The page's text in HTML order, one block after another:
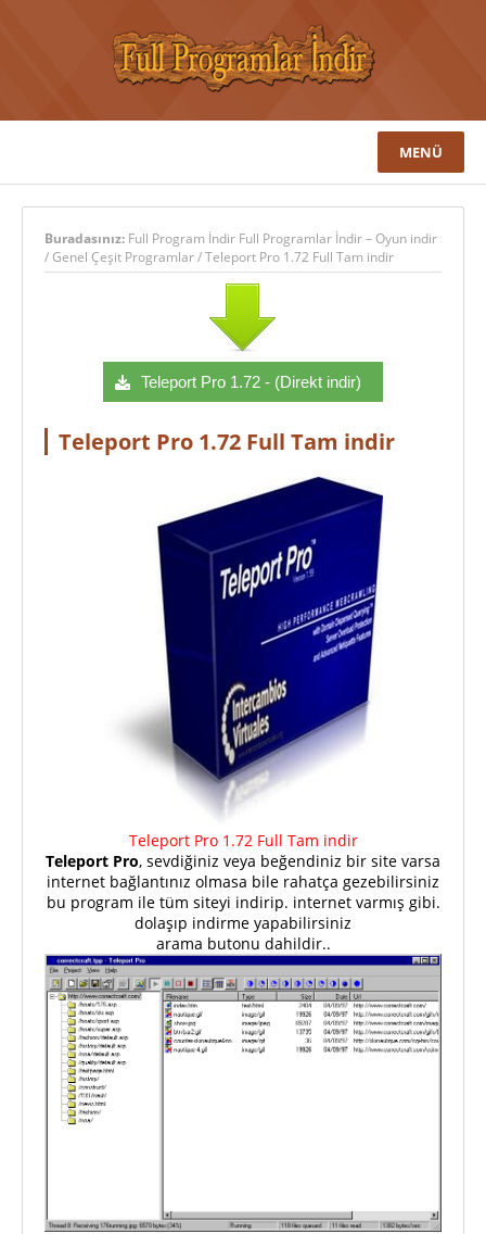
MENÜ
Buradasınız: Full Program İndir Full Programlar İndir – Oyun indir
/Genel Çeşit Programlar/Teleport Pro 1.72 Full Tam indir
Teleport Pro 1.72 - (Direkt indir)
Teleport Pro 1.72 Full Tam indir
Teleport Pro 1.72 Full Tam indir
Teleport Pro, sevdiğiniz veya beğendiniz bir site varsa
internet bağlantınız olmasa bile rahatça gezebilirsiniz
bu program ile tüm siteyi indirip. internet varmış gibi.
dolaşıp indirme yapabilirsiniz
arama butonu dahildir..